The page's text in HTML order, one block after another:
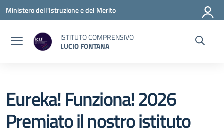
Vai ai contenuti
Vai al menu di navigazione
Vai al footer
Ministero dell'Istruzione e del Merito
ISTITUTO COMPRENSIVO
LUCIO FONTANA
Eureka! Funziona! 2026
Premiato il nostro istituto